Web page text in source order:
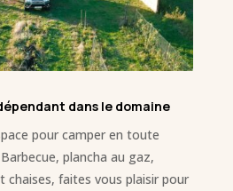
dans le domaine
pour camper en toute
plancha au gaz,
chaises, faites vous plaisir pour